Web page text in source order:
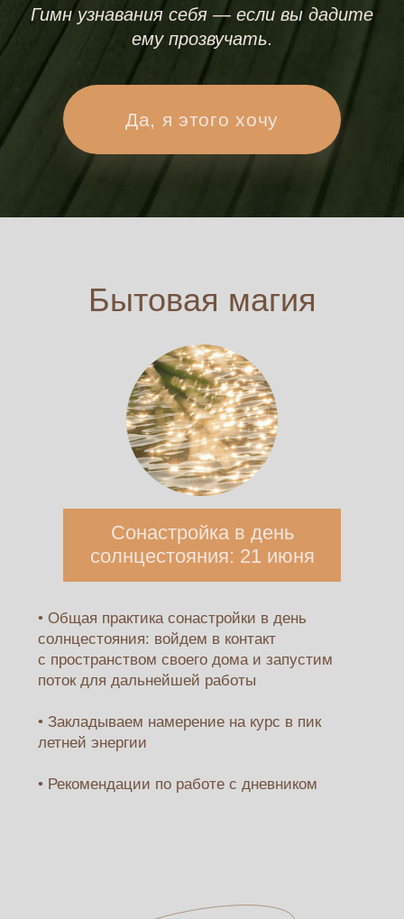
Присоединиться
«Дом — это не только стены. Это
продолжение твоей души.»
На курсе — про радость, ритуалы, заботу
и красоту как способ возвращения к себе.
Анастасия
Морозова
На курсе — ведёт глубинные
с пространством — оно начинает
Мария Гарага
действует до 25 июня